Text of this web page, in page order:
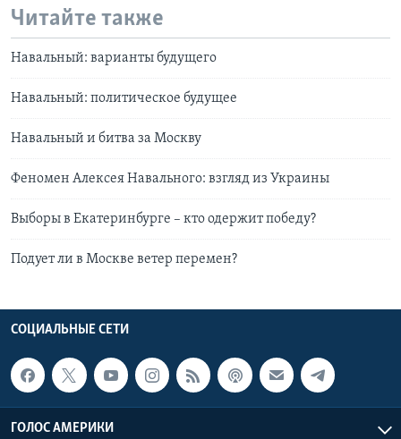
Читайте также
Навальный: варианты будущего
Навальный: политическое будущее
Навальный и битва за Москву
Феномен Алексея Навального: взгляд из Украины
Выборы в Екатеринбурге – кто одержит победу?
Подует ли в Москве ветер перемен?
СОЦИАЛЬНЫЕ СЕТИ
ГОЛОС АМЕРИКИ